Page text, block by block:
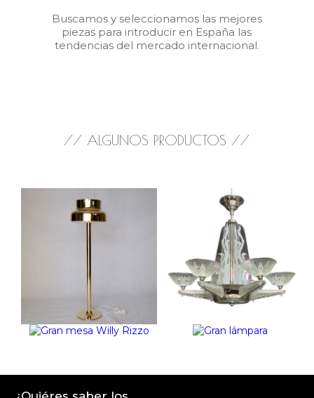
Buscamos y seleccionamos las mejores
piezas para introducir en España las
tendencias del mercado internacional.
// ALGUNOS PRODUCTOS //